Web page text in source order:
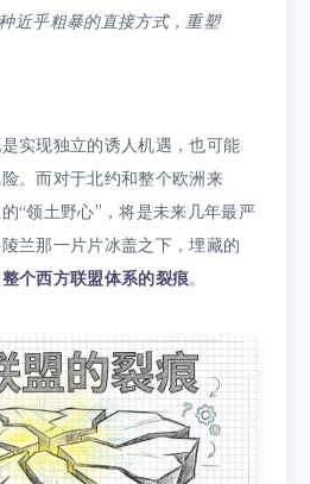
近乎粗暴的直接方式，重塑
实现独立的诱人机遇，也可能
。而对于北约和整个欧洲来
“领土野心”，将是未来几年最严
兰那一片片冰盖之下，埋藏的
整个西方联盟体系的裂痕。